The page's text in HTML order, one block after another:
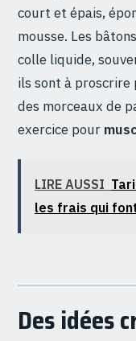
court et épais,
mousse. Les
colle liquide,
ils sont à
des morceaux de
exercice pour
LIRE AUSSI
les frais qui
Des idées